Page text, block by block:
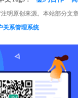
明原创来源。本站部分文
关系管理系统